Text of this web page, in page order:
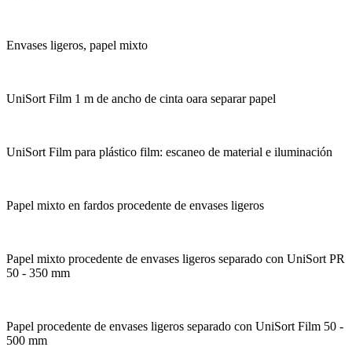
Envases ligeros, papel mixto
UniSort Film 1 m de ancho de cinta oara separar papel
UniSort Film para plástico film: escaneo de material e iluminación
Papel mixto en fardos procedente de envases ligeros
Papel mixto procedente de envases ligeros separado con UniSort PR
50 - 350 mm
Papel procedente de envases ligeros separado con UniSort Film 50 -
500 mm